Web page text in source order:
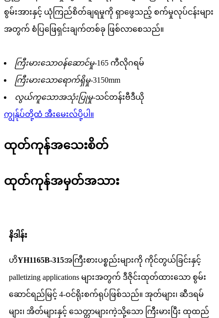
စွမ်းအားနှင့် ယုံကြည်စိတ်ချရမှုကို ရှာဖွေသည့် စက်မှုလုပ်ငန်းများ
အတွက် စံပြဖြေရှင်းချက်တစ်ခု ဖြစ်လာစေသည်။
ကြီးမားသောဝန်ဆောင်မှု-165 ကီလိုဂရမ်
ကြီးမားသောရောက်ရှိမှု-3150mm
လွယ်ကူသောအသုံးပြုမှု-သင်တန်းဗီဒီယို
ကျွန်ုပ်တို့ထံ အီးမေးလ်ပို့ပါ။
ထုတ်ကုန်အသေးစိတ်
ထုတ်ကုန်အမှတ်အသား
နိဒါန်း
ဟိYH1165B-315အကြီးစားပစ္စည်းများကို ကိုင်တွယ်ခြင်းနှင့်
palletizing applications များအတွက် ဒီဇိုင်းထုတ်ထားသော စွမ်း
ဆောင်ရည်မြင့် 4-ဝင်ရိုးစက်ရုပ်ဖြစ်သည်။ အုတ်များ၊ ဆီဒရမ်
များ၊ အိတ်များနှင့် သေတ္တာများကဲ့သို့သော ကြီးမားပြီး ထုထည်